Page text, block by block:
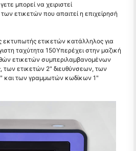
μπορεί να χειριστεί
ετικετών που απαιτεί η επιχείρησή
εκτυπωτής ετικετών κατάλληλος για
ταχύτητα 150Υπερέχει στην μαζική
ετικετών συμπεριλαμβανομένων
των ετικετών 2" διευθύνσεων, των
και των γραμμωτών κωδίκων 1"